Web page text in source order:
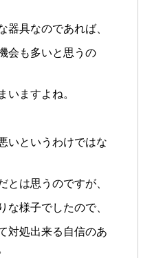
器具なのであれば、
会も多いと思うの
いますよね。
いというわけではな
とは思うのですが、
な様子でしたので、
対処出来る自信のあ